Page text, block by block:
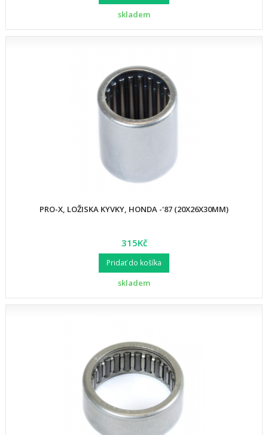
skladem
PRO-X, LOŽISKA KYVKY, HONDA -'87 (20X26X30MM)
315Kč
Pridať do košíka
skladem